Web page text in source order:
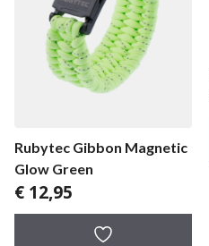
Rubytec Gibbon Magnetic
Glow Green
€ 12,95